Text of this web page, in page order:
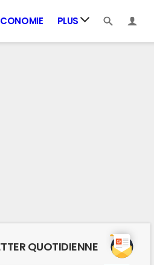
PLUS
QUOTIDIENNE